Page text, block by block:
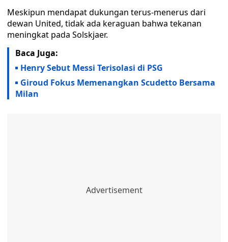
Meskipun mendapat dukungan terus-menerus dari
dewan United, tidak ada keraguan bahwa tekanan
meningkat pada Solskjaer.
Baca Juga:
Henry Sebut Messi Terisolasi di PSG
Giroud Fokus Memenangkan Scudetto Bersama
Milan